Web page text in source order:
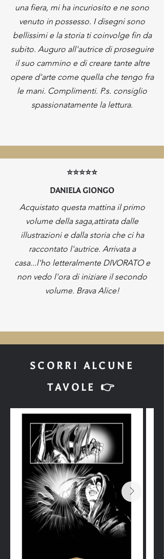
una fiera, mi ha incuriosito e ne sono
venuto in possesso. I disegni sono
bellissimi e la storia ti coinvolge fin da
subito. Auguro all'autrice di proseguire
il suo cammino e di creare tante altre
opere d'arte come quella che tengo fra
le mani. Complimenti. P.s. consiglio
spassionatamente la lettura.
⭐⭐⭐⭐⭐
DANIELA GIONGO
Acquistato questa mattina il primo
volume della saga,attirata dalle
illustrazioni e dalla storia che ci ha
raccontato l'autrice. Arrivata a
casa...l'ho letteralmente DIVORATO e
non vedo l'ora di iniziare il secondo
volume. Brava Alice!
SCORRI ALCUNE
TAVOLE 👉​